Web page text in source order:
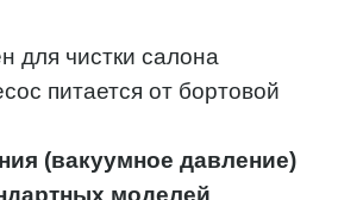
для чистки салона
питается от бортовой
(вакуумное давление)
моделей